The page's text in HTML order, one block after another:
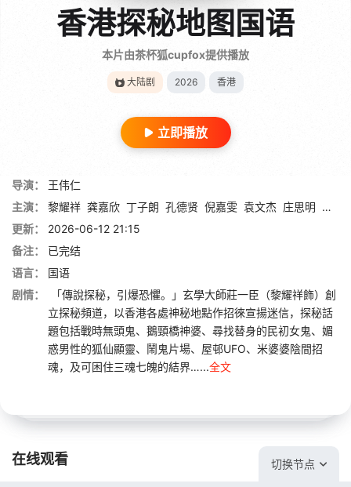
香港探秘地图国语
本片由茶杯狐cupfox提供播放
大陆剧 2026 香港
立即播放
导演：
王伟仁
主演：
黎耀祥 龚嘉欣 丁子朗 孔德贤 倪嘉雯 袁文杰 庄思明 蔡国
更新：
2026-06-12 21:15
备注：
已完结
语言：
国语
剧情：
「傳說探秘，引爆恐懼。」玄學大師莊一臣（黎耀祥飾）創
立探秘頻道，以香港各處神秘地點作招徠宣揚迷信，探秘話
題包括戰時無頭鬼、鵝頸橋神婆、尋找替身的民初女鬼、媚
惑男性的狐仙顯靈、鬧鬼片場、屋邨UFO、米婆婆陰間招
魂，及可困住三魂七魄的結界…...全文
在线观看 切换节点